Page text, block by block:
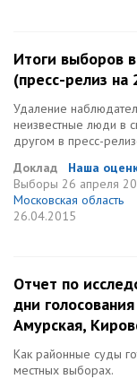
Итоги выборов
(пресс-релиз на
Удаление
неизвестные люди в
другом в пресс-
Доклад
Наша
Выборы 26 апреля
Московская область
26.04.2015
Отчет по
дни
Амурская,
Как районные суды
местных выборах.